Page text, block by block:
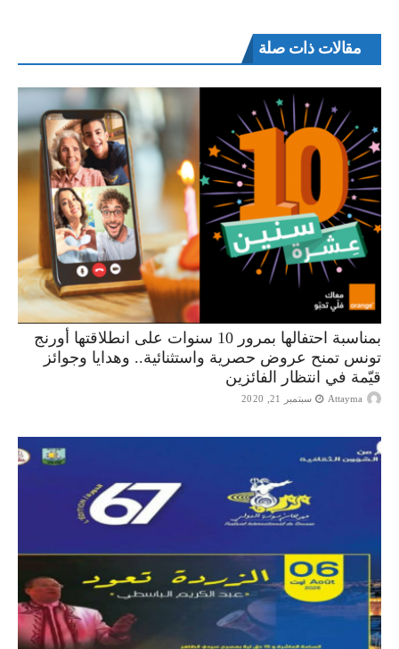
مقالات ذات صلة
بمناسبة احتفالها بمرور 10 سنوات على انطلاقتها أورنج
تونس تمنح عروض حصرية واستثنائية.. وهدايا وجوائز
قيّمة في انتظار الفائزين
Attayma سبتمبر 21, 2020